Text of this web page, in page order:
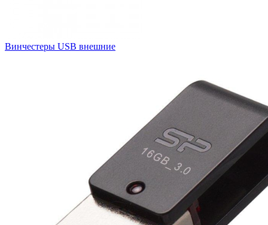
Винчестеры USB внешние